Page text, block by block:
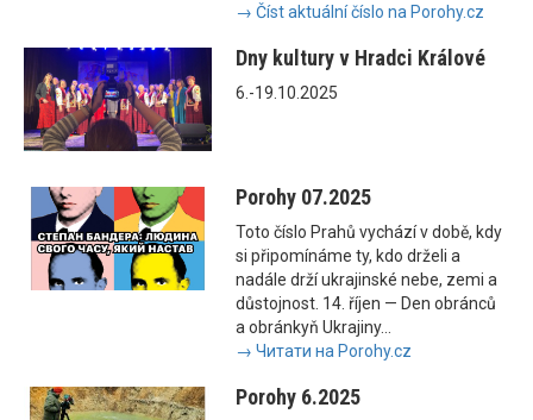
→ Číst aktuální číslo na Porohy.cz
Dny kultury v Hradci Králové
6.-19.10.2025
Porohy 07.2025
Toto číslo Prahů vychází v době, kdy
si připomínáme ty, kdo drželi a
nadále drží ukrajinské nebe, zemi a
důstojnost. 14. říjen — Den obránců
a obránkyň Ukrajiny...
→ Читати на Porohy.cz
Porohy 6.2025